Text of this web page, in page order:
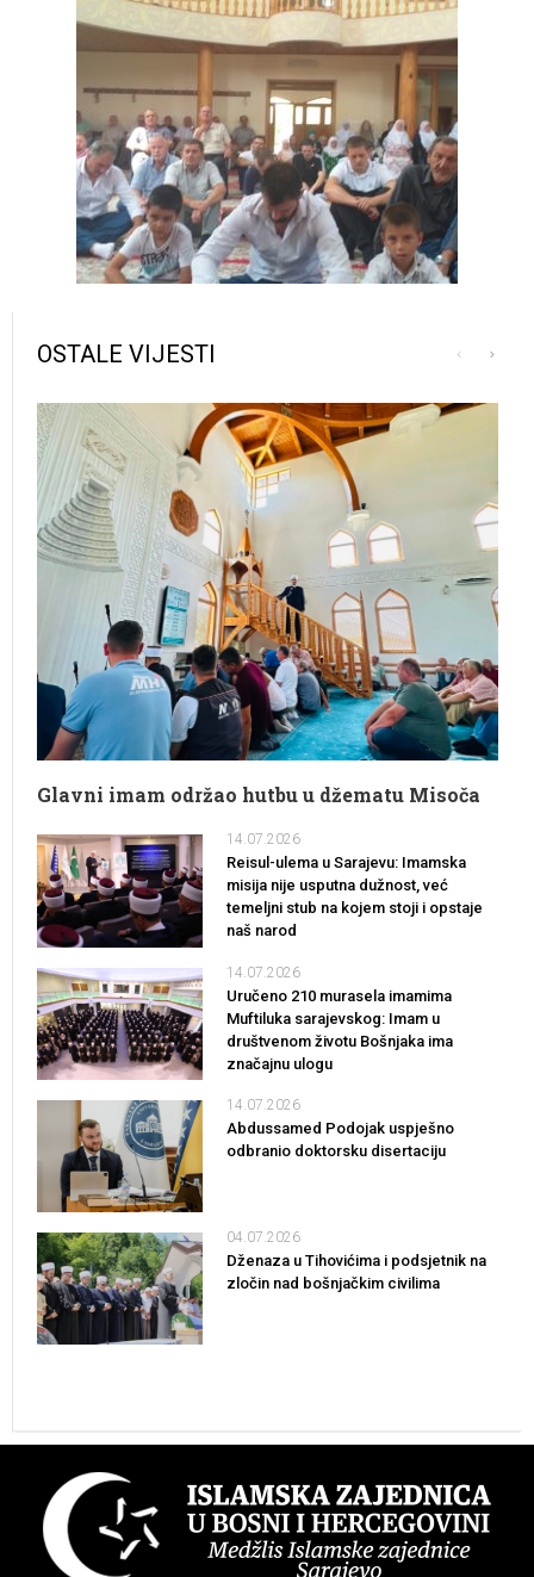
OSTALE VIJESTI
Glavni imam održao hutbu u džematu Misoča
14.07.2026
Reisul-ulema u Sarajevu: Imamska
misija nije usputna dužnost, već
temeljni stub na kojem stoji i opstaje
naš narod
14.07.2026
Uručeno 210 murasela imamima
Muftiluka sarajevskog: Imam u
društvenom životu Bošnjaka ima
značajnu ulogu
14.07.2026
Abdussamed Podojak uspješno
odbranio doktorsku disertaciju
04.07.2026
Dženaza u Tihovićima i podsjetnik na
zločin nad bošnjačkim civilima